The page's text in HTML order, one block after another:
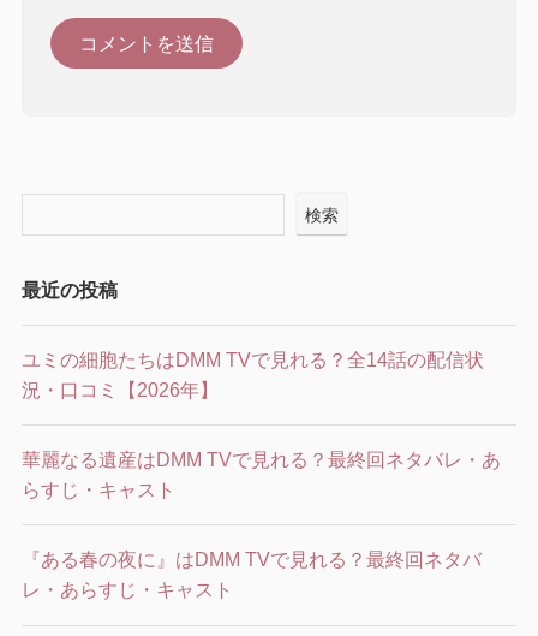
検索
最近の投稿
ユミの細胞たちはDMM TVで見れる？全14話の配信状
況・口コミ【2026年】
華麗なる遺産はDMM TVで見れる？最終回ネタバレ・あ
らすじ・キャスト
『ある春の夜に』はDMM TVで見れる？最終回ネタバ
レ・あらすじ・キャスト